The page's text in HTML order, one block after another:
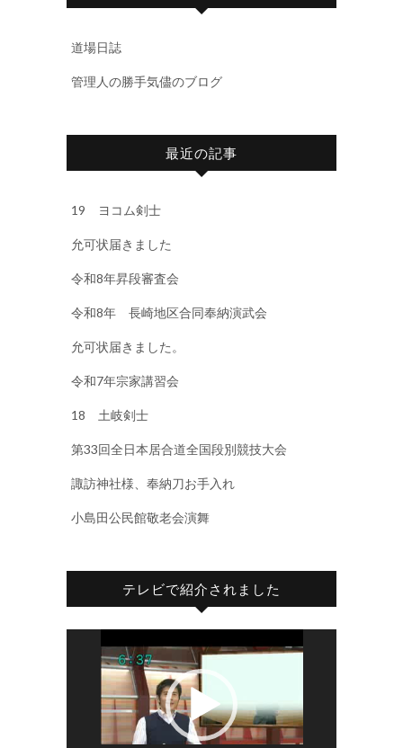
道場日誌
管理人の勝手気儘のブログ
最近の記事
19 ヨコム剣士
允可状届きました
令和8年昇段審査会
令和8年 長崎地区合同奉納演武会
允可状届きました。
令和7年宗家講習会
18 土岐剣士
第33回全日本居合道全国段別競技大会
諏訪神社様、奉納刀お手入れ
小島田公民館敬老会演舞
テレビで紹介されました